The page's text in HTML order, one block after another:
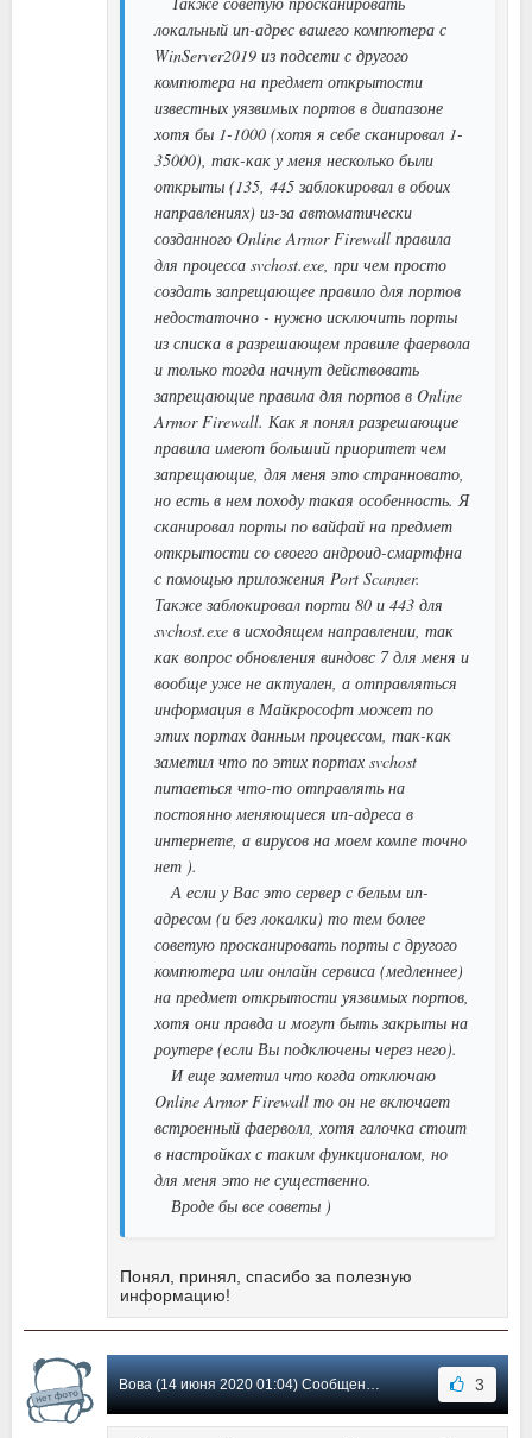
локальный ип-адрес вашего компютера с
WinServer2019 из подсети с другого
компютера на предмет открытости
известных уязвимых портов в диапазоне
хотя бы 1-1000 (хотя я себе сканировал 1-
35000), так-как у меня несколько были
открыты (135, 445 заблокировал в обоих
направлениях) из-за автоматически
созданного Online Armor Firewall правила
для процесса svchost.exe, при чем просто
создать запрещающее правило для портов
недостаточно - нужно исключить порты
из списка в разрешающем правиле фаервола
и только тогда начнут действовать
запрещающие правила для портов в Online
Armor Firewall. Как я понял разрешающие
правила имеют больший приоритет чем
запрещающие, для меня это странновато,
но есть в нем походу такая особенность. Я
сканировал порты по вайфай на предмет
открытости со своего андроид-смартфна
с помощью приложения Port Scanner.
Также заблокировал порти 80 и 443 для
svchost.exe в исходящем направлении, так
как вопрос обновления виндовс 7 для меня и
вообще уже не актуален, а отправляться
информация в Майкрософт может по
этих портах данным процессом, так-как
заметил что по этих портах svchost
питаеться что-то отправлять на
постоянно меняющиеся ип-адреса в
интернете, а вирусов на моем компе точно
нет ).
А если у Вас это сервер с белым ип-
адресом (и без локалки) то тем более
советую просканировать порты с другого
компютера или онлайн сервиса (медленнее)
на предмет открытости уязвимых портов,
хотя они правда и могут быть закрыты на
роутере (если Вы подключены через него).
И еще заметил что когда отключаю
Online Armor Firewall то он не включает
встроенный фаерволл, хотя галочка стоит
в настройках с таким функционалом, но
для меня это не существенно.
Вроде бы все советы )
Понял, принял, спасибо за полезную
информацию!
Вова (14 июня 2020 01:04) Сообщение #103 3